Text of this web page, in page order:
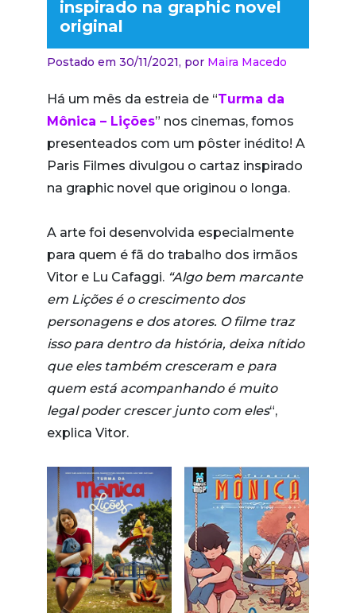
inspirado na graphic novel
original
Postado em 30/11/2021, por Maira Macedo
Há um mês da estreia de “Turma da
Mônica – Lições” nos cinemas, fomos
presenteados com um pôster inédito! A
Paris Filmes divulgou o cartaz inspirado
na graphic novel que originou o longa.
A arte foi desenvolvida especialmente
para quem é fã do trabalho dos irmãos
Vitor e Lu Cafaggi. “Algo bem marcante
em Lições é o crescimento dos
personagens e dos atores. O filme traz
isso para dentro da história, deixa nítido
que eles também cresceram e para
quem está acompanhando é muito
legal poder crescer junto com eles“,
explica Vitor.